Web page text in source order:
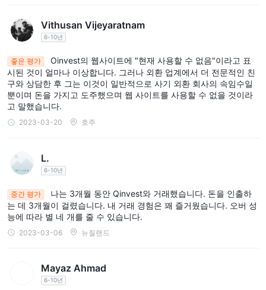
리자로부터 맞춤형 지원, 독점 시장 분석 및 맞춤형 거래 전략을 제
공합니다.
레버리지
Oinvest는 다양한 종류의 계정에서 다양한 레버리지 수준을 제공하
여 트레이더들의 다양한 요구 및 위험 선호도를 수용합니다.
표준 계정에서는 FX 거래에 대해 최대 1:200의 레버리지를 이용할
수 있으며, 금 및 은(금속), 지수 및 상품에 대해서는 최대 1:50의 레
더 높은 레버리지를 찾는 사람들을 위해
에 대해 1:100, 주식/자산에 대해 1:40의 레버리지를 제공합니다. 이
증가된 레버리지는 잠재적인 수익을 더욱 증폭시키지만, 거래와 관
플래티넘 계정
은 Oinvest의 제공물 중에서 가장 높은 레버리지를
지수 및 상품의 경우 1:125, 주식/자산의 경우 1:50까지 제공됩니다.
이러한 레버리지 수준은 거래자들에게 더 큰 잠재적인 수익을 제공
nvest / Oinvest Skrill을 통해 보증금을 영원히 반환하지 않으면 법정
에 가야합니다.Vithusan Vijeyaratnam
6-10년
좋은 평가
Oinvest의 웹사이트에 "현재 사용할 수 없음"이라고 표
시된 것이 얼마나 이상합니다. 그러나 외환 업계에서 더 전문적인 친
구와 상담한 후 그는 이것이 일반적으로 사기 외환 회사의 속임수일
뿐이며 돈을 가지고 도주했으며 웹 사이트를 사용할 수 없을 것이라
고 말했습니다.
2023-03-20 호주
L.
6-10년
중간 평가
나는 3개월 동안 Qinvest와 거래했습니다. 돈을 인출하
는 데 3개월이 걸렸습니다. 내 거래 경험은 꽤 즐거웠습니다. 오버 성
능에 따라 별 네 개를 줄 수 있습니다.
2023-03-06 뉴질랜드
Mayaz Ahmad
6-10년